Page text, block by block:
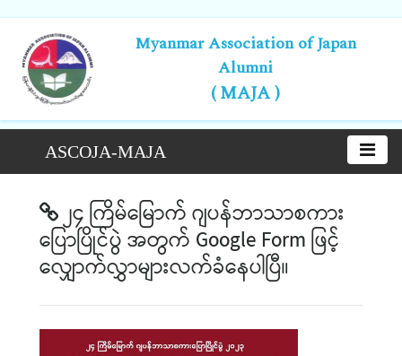
Myanmar Association of Japan
Alumni
( MAJA )
ASCOJA-MAJA
၂၄ ကြိမ်မြောက် ဂျပန်ဘာသာစကား
ပြောပြိုင်ပွဲ အတွက် Google Form ဖြင့်
လျှောက်လွှာများလက်ခံနေပါပြီ။